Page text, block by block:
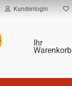
Kundenlogin
Ihr
Warenkorb